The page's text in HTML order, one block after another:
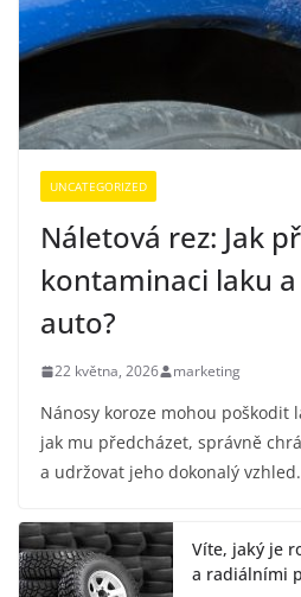
UNCATEGORIZED
Náletová rez: Jak
kontaminaci laku
auto?
22 května, 2026 marketing
Nánosy koroze mohou poškodit
jak mu předcházet, správně
a udržovat jeho dokonalý vzhled.
Víte, jaký je
a radiálními